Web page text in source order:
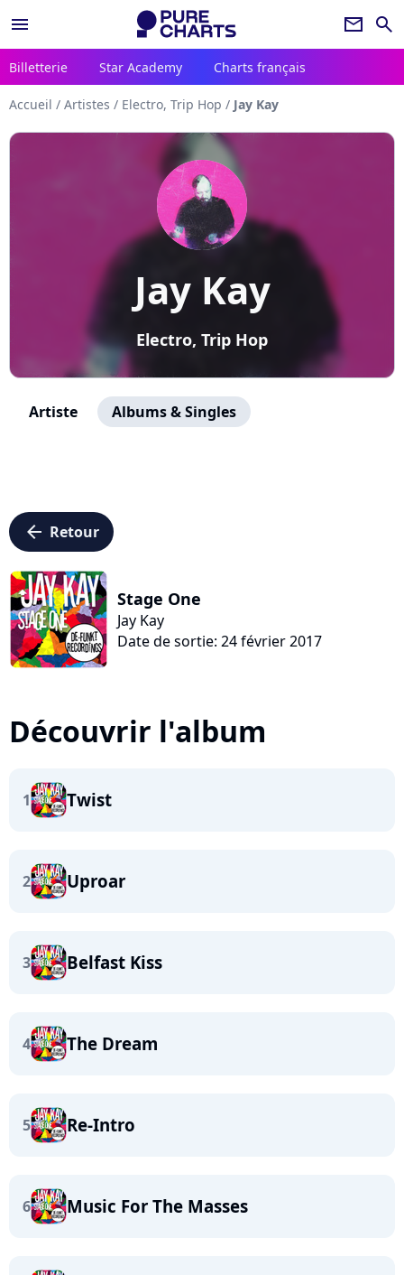
menu newsletter search
Billetterie Star Academy Charts français
Accueil / Artistes / Electro, Trip Hop / Jay Kay
Jay Kay
Electro, Trip Hop
Artiste Albums & Singles
arrow_left Retour
Stage One
Jay Kay
Date de sortie: 24 février 2017
Découvrir l'album
1 Twist
2 Uproar
3 Belfast Kiss
4 The Dream
5 Re-Intro
6 Music For The Masses